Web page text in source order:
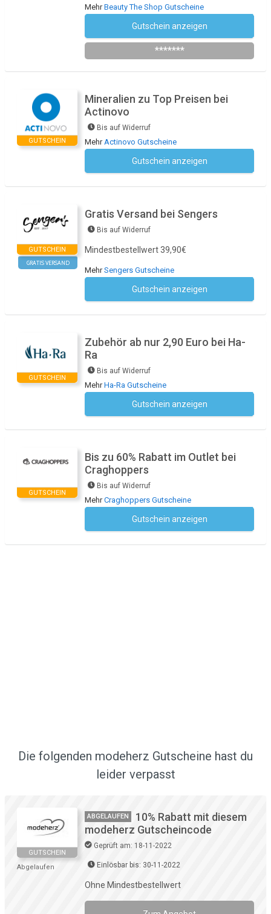
MehrBeauty The Shop Gutscheine
Gutschein anzeigen
*******
GUTSCHEIN
Mineralien zu Top Preisen bei
Actinovo
Bis auf Widerruf
MehrActinovo Gutscheine
Gutschein anzeigen
GUTSCHEIN
GRATIS VERSAND
Gratis Versand bei Sengers
Bis auf Widerruf
Mindestbestellwert 39,90€
MehrSengers Gutscheine
Gutschein anzeigen
GUTSCHEIN
Zubehör ab nur 2,90 Euro bei Ha-
Ra
Bis auf Widerruf
MehrHa-Ra Gutscheine
Gutschein anzeigen
GUTSCHEIN
Bis zu 60% Rabatt im Outlet bei
Craghoppers
Bis auf Widerruf
MehrCraghoppers Gutscheine
Gutschein anzeigen
Die folgenden modeherz Gutscheine hast du
leider verpasst
GUTSCHEIN
Abgelaufen
ABGELAUFEN
10% Rabatt mit diesem
modeherz Gutscheincode
Geprüft am: 18-11-2022
Einlösbar bis: 30-11-2022
Ohne Mindestbestellwert